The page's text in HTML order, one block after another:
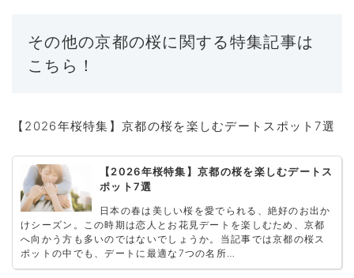
その他の京都の桜に関する特集記事は
こちら！
【2026年桜特集】京都の桜を楽しむデートスポット7選
【2026年桜特集】京都の桜を楽しむデートス
ポット7選
日本の春は美しい桜を愛でられる、絶好のお出か
けシーズン。この時期は恋人とお花見デートを楽しむため、京都
へ向かう方も多いのではないでしょうか。当記事では京都の桜ス
ポットの中でも、デートに最適な7つの名所…